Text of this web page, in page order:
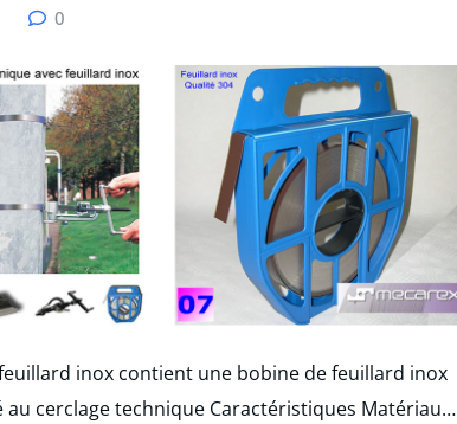
0
inox contient une bobine de feuillard inox
cerclage technique Caractéristiques Matériau…